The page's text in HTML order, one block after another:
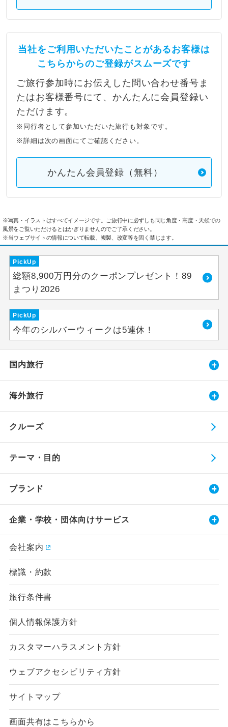
当社をご利用いただいたことがあるお客様は
こちらからのご登録がスムーズです
ご旅行参加時にお伝えした問い合わせ番号ま
たはお客様番号にて、かんたんに会員登録い
ただけます。
※同行者として参加いただいた旅行も対象です。
※詳細は次の画面にてご確認ください。
かんたん会員登録（無料）
※写真・イラストはすべてイメージです。ご旅行中に必ずしも同じ角度・高度・天候での
風景をご覧いただけるとはかぎりませんのでご了承ください。
※当ウェブサイトの情報について転載、複製、改変等を固く禁じます。
PickUp
総額8,900万円分のクーポンプレゼント！89
まつり2026
PickUp
今年のシルバーウィークは5連休！
国内旅行
海外旅行
クルーズ
テーマ・目的
ブランド
企業・学校・団体向けサービス
会社案内
標識・約款
旅行条件書
個人情報保護方針
カスタマーハラスメント方針
ウェブアクセシビリティ方針
サイトマップ
画面共有はこちらから